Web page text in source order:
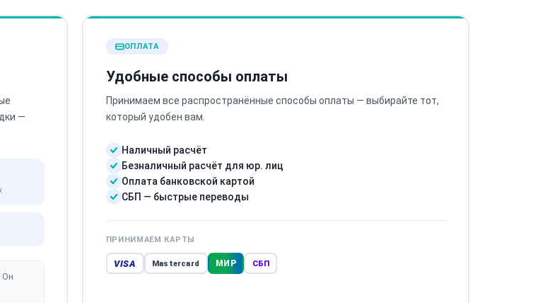
—
Он
ОПЛАТА
Удобные способы оплаты
Принимаем все распространённые способы оплаты — выбирайте тот,
который удобен вам.
Наличный расчёт
Безналичный расчёт для юр. лиц
Оплата банковской картой
СБП — быстрые переводы
ПРИНИМАЕМ КАРТЫ
VISA Mastercard МИР СБП